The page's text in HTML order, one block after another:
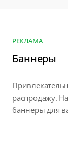
РЕКЛАМА
Баннеры
распродажу.
баннеры для